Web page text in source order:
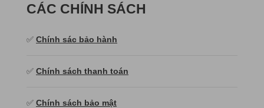
CÁC CHÍNH SÁCH
✅ Chính sác bảo hành
✅ Chính sách thanh toán
✅ Chính sách bảo mật